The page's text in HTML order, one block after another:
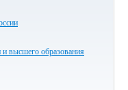
высшего образования